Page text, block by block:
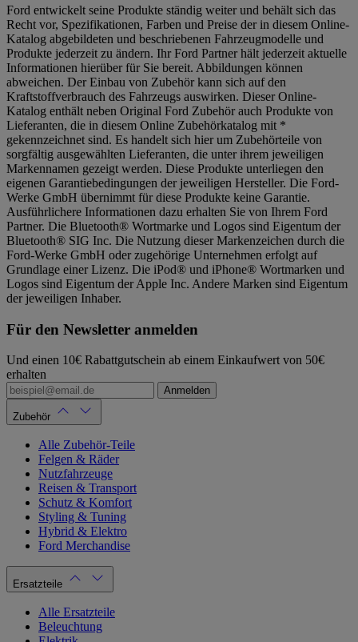
Ford entwickelt seine Produkte ständig weiter und behält sich das
Recht vor, Spezifikationen, Farben und Preise der in diesem Online-
Katalog abgebildeten und beschriebenen Fahrzeugmodelle und
Produkte jederzeit zu ändern. Ihr Ford Partner hält jederzeit aktuelle
Informationen hierüber für Sie bereit. Abbildungen können
abweichen. Der Einbau von Zubehör kann sich auf den
Kraftstoffverbrauch des Fahrzeugs auswirken. Dieser Online-
Katalog enthält neben Original Ford Zubehör auch Produkte von
Lieferanten, die in diesem Online Zubehörkatalog mit *
gekennzeichnet sind. Es handelt sich hier um Zubehörteile von
sorgfältig ausgewählten Lieferanten, die unter ihrem jeweiligen
Markennamen gezeigt werden. Diese Produkte unterliegen den
eigenen Garantiebedingungen der jeweiligen Hersteller. Die Ford-
Werke GmbH übernimmt für diese Produkte keine Garantie.
Ausführlichere Informationen dazu erhalten Sie von Ihrem Ford
Partner. Die Bluetooth® Wortmarke und Logos sind Eigentum der
Bluetooth® SIG Inc. Die Nutzung dieser Markenzeichen durch die
Ford-Werke GmbH oder zugehörige Unternehmen erfolgt auf
Grundlage einer Lizenz. Die iPod® und iPhone® Wortmarken und
Logos sind Eigentum der Apple Inc. Andere Marken sind Eigentum
der jeweiligen Inhaber.
Für den Newsletter anmelden
Und einen 10€ Rabattgutschein ab einem Einkaufwert von 50€
erhalten
Anmelden
Zubehör
Alle Zubehör-Teile
Felgen & Räder
Nutzfahrzeuge
Reisen & Transport
Schutz & Komfort
Styling & Tuning
Hybrid & Elektro
Ford Merchandise
Ersatzteile
Alle Ersatzteile
Beleuchtung